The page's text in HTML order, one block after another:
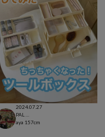
2024.07.27
aya 157cm